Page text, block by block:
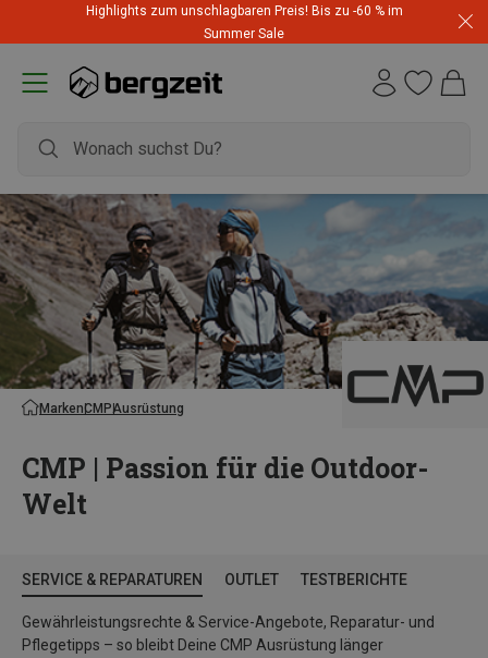
Highlights zum unschlagbaren Preis! Bis zu -60 % im
Summer Sale
MarkenCMPAusrüstung
CMP | Passion für die Outdoor-
Welt
SERVICE & REPARATUREN OUTLET TESTBERICHTE
Gewährleistungsrechte & Service-Angebote, Reparatur- und
Pflegetipps – so bleibt Deine CMP Ausrüstung länger